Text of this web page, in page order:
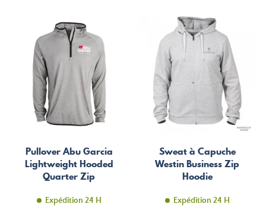
Pullover Abu Garcia
Lightweight Hooded
Quarter Zip
Expédition 24 H
Sweat à Capuche
Westin Business Zip
Hoodie
Expédition 24 H